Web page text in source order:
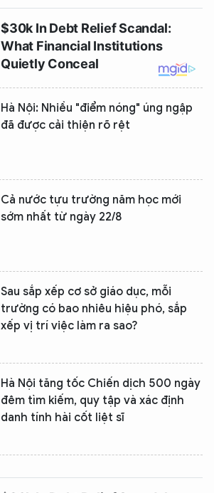
Hà Nội: Nhiều "điểm nóng" úng ngập
đã được cải thiện rõ rệt
Cả nước tựu trường năm học mới
sớm nhất từ ngày 22/8
Sau sắp xếp cơ sở giáo dục, mỗi
trường có bao nhiêu hiệu phó, sắp
xếp vị trí việc làm ra sao?
Hà Nội tăng tốc Chiến dịch 500 ngày
đêm tìm kiếm, quy tập và xác định
danh tính hài cốt liệt sĩ